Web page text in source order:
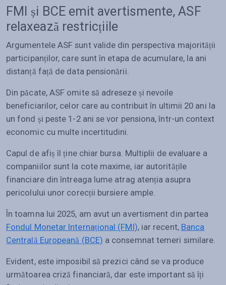
FMI și BCE emit avertismente, ASF
relaxează restricțiile
Argumentele ASF sunt valide din perspectiva majorității
participanților, care sunt în etapa de acumulare, la ani
distanță față de data pensionării.
Din păcate, ASF omite să adreseze și nevoile
beneficiarilor, celor care au contribuit în ultimii 20 ani la
un fond și peste 1-2 ani se vor pensiona, într-un context
economic cu multe incertitudini.
Capul de afiș îl ține chiar bursa. Multiplii de evaluare a
companiilor sunt la cote maxime, iar autoritățile
financiare din întreaga lume atrag atenția asupra
pericolului unor corecții bursiere ample.
În toamna lui 2025, am avut un avertisment din partea
Fondul Monetar Internațional (FMI), iar recent, Banca
Centrală Europeană (BCE) a consemnat temeri similare.
Evident, este imposibil să prezici când se va produce
următoarea criză financiară, dar este important să îți